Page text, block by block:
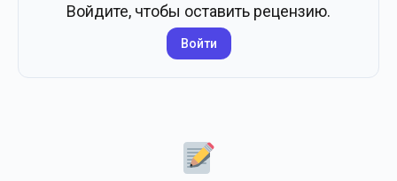
Войдите, чтобы оставить рецензию.
Войти